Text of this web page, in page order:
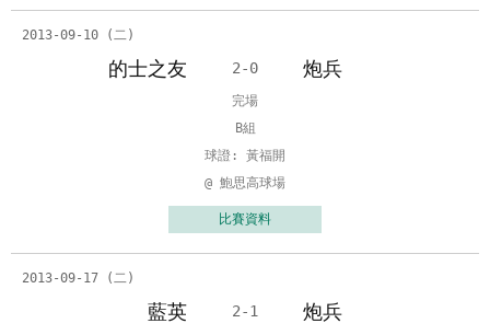
2013-09-10 (二)
的士之友 2-0 炮兵
完場
B組
球證: 黃福開
@ 鮑思高球場
比賽資料
2013-09-17 (二)
藍英 2-1 炮兵